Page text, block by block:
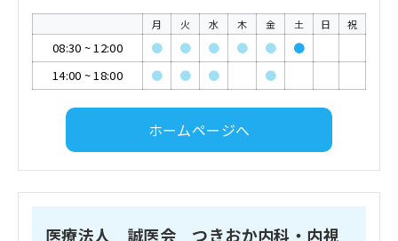
月 火 水 木 金 土 日 祝
08:30 ~12:00 ● ● ● ● ●
●
14:00 ~18:00 ● ● ● ●
ホームページへ
医療法人 誠医会 つきおか内科・内視